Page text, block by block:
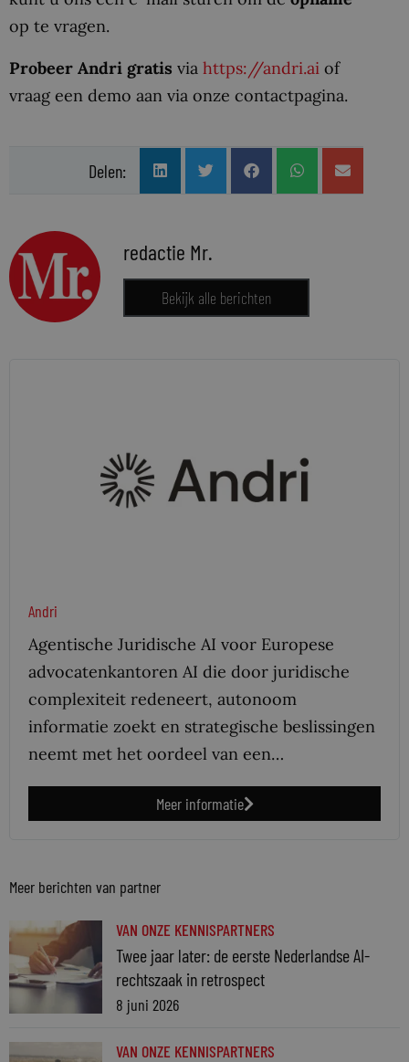
op te vragen.
Probeer Andri gratis via https://andri.ai of
vraag een demo aan via onze contactpagina.
Delen:
redactie Mr.
Bekijk alle berichten
Andri
Agentische Juridische AI voor Europese
advocatenkantoren AI die door juridische
complexiteit redeneert, autonoom
informatie zoekt en strategische beslissingen
neemt met het oordeel van een…
Meer informatie
Meer berichten van partner
VAN ONZE KENNISPARTNERS
Twee jaar later: de eerste Nederlandse AI-
rechtszaak in retrospect
8 juni 2026
VAN ONZE KENNISPARTNERS